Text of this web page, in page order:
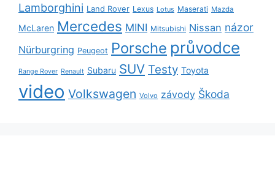
Lamborghini Land Rover Lexus Lotus Maserati Mazda
McLaren Mercedes MINI Mitsubishi Nissan názor
Nürburgring Peugeot Porsche průvodce
Range Rover Renault Subaru SUV Testy Toyota
video Volkswagen Volvo závody Škoda